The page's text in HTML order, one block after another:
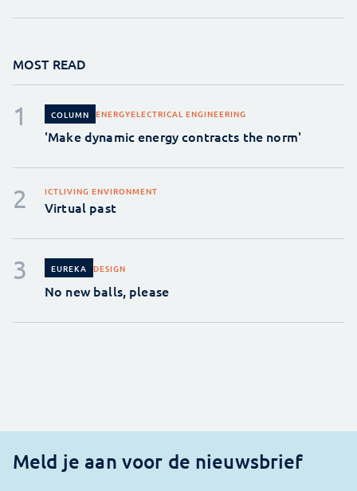
MOST READ
COLUMN ENERGYELECTRICAL ENGINEERING
'Make dynamic energy contracts the norm'
ICTLIVING ENVIRONMENT
Virtual past
EUREKA DESIGN
No new balls, please
Meld je aan voor de nieuwsbrief